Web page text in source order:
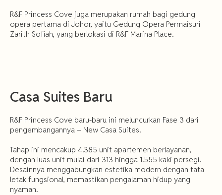
R&F Princess Cove juga merupakan rumah bagi gedung
opera pertama di Johor, yaitu Gedung Opera Permaisuri
Zarith Sofiah, yang berlokasi di R&F Marina Place.
Casa Suites Baru
R&F Princess Cove baru-baru ini meluncurkan Fase 3 dari
pengembangannya – New Casa Suites.
Tahap ini mencakup 4.385 unit apartemen berlayanan,
dengan luas unit mulai dari 313 hingga 1.555 kaki persegi.
Desainnya menggabungkan estetika modern dengan tata
letak fungsional, memastikan pengalaman hidup yang
nyaman.